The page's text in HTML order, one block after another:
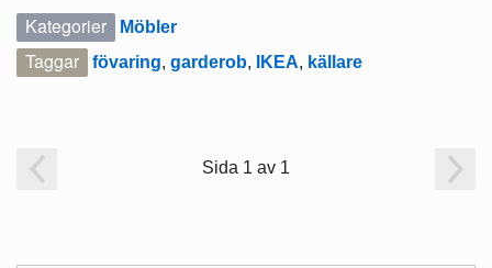
Kategorier Möbler
Taggar fövaring, garderob, IKEA, källare
Sida 1 av 1